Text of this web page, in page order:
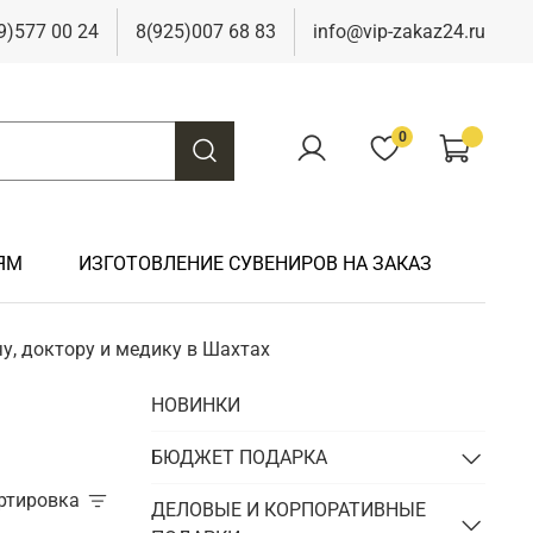
00 24 8(925)007 68 83 info@vip-zakaz24.ru
0
Подарки на юбилей
Подарки химику
Подарки чиновнику/госслужащему
электрику
Подарки к Пасхе
Подарки рыбаку
ИЗГОТОВЛЕНИЕ СУВЕНИРОВ НА ЗАКАЗ
доктору и медику в Шахтах
НОВИНКИ
БЮДЖЕТ ПОДАРКА
ДЕЛОВЫЕ И КОРПОРАТИВНЫЕ